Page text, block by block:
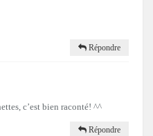
Répondre
c’est bien raconté! ^^
Répondre